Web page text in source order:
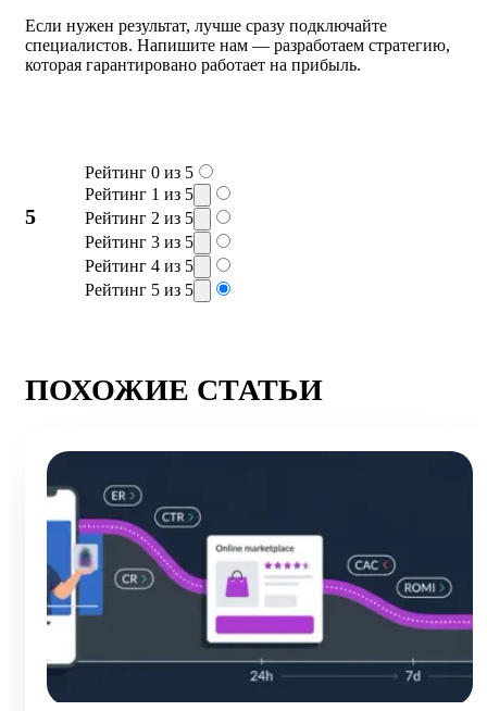
Если нужен результат, лучше сразу подключайте
специалистов. Напишите нам — разработаем стратегию,
которая гарантировано работает на прибыль.
5
Рейтинг 0 из 5
Рейтинг 1 из 5
Рейтинг 2 из 5
Рейтинг 3 из 5
Рейтинг 4 из 5
Рейтинг 5 из 5
ПОХОЖИЕ СТАТЬИ